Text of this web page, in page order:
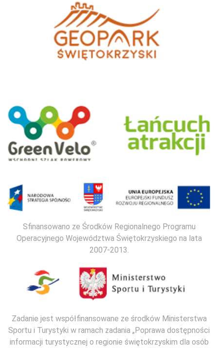
Sfinansowano ze Środków Regionalnego Programu
Operacyjnego Województwa Świętokrzyskiego na lata
2007-2013.
Zadanie jest współfinansowane ze środków Ministerstwa
Sportu i Turystyki w ramach zadania „Poprawa dostępności
informacji turystycznej o regionie świętokrzyskim dla osób